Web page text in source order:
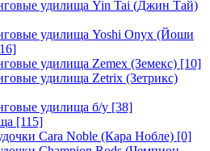
удилища Yin Tai (Джин Тай)
удилища Yoshi Onyx (Йоши
удилища Zemex (Земекс) [10]
удилища Zetrix (Зетрикс)
удилища б/у [38]
[115]
Cara Noble (Кара Нобле) [0]